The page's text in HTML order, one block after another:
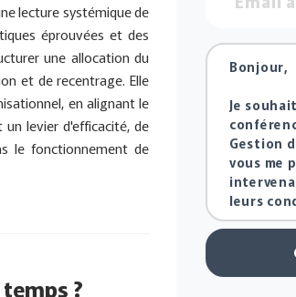
lecture systémique de
éprouvées et des
une allocation du
et de recentrage. Elle
en alignant le
levier d'efficacité, de
le fonctionnement de
?